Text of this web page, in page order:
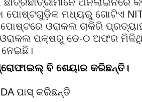
ପୋଷ୍ଟଗୁଡ଼ିକ ମଧ୍ୟରୁ ଗୋଟିଏ
ଓରାକଲ ଚାକିରି
ଓରାକଲ ପକ୍ଷରୁ ଡେ-୦ ଅଫର
ବି ଶେୟାର କରିଛନ୍ତି।
ପାସ୍ କରିଛନ୍ତି